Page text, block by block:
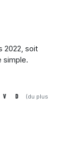
2022, soit
simple.
V D
(du plus